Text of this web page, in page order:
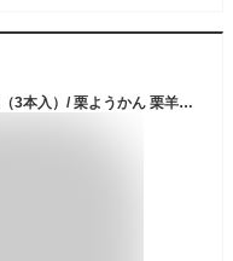
【うなぎパイの春華堂 公式】 栗むし羊羹（3本入）/ 栗ようかん 栗羊羹 羊羹 栗蒸し羊羹 限定 栗 2025年秋 くり ようかん お取り寄せ ギフト 手みやげ 和菓子 スイーツ 常温便